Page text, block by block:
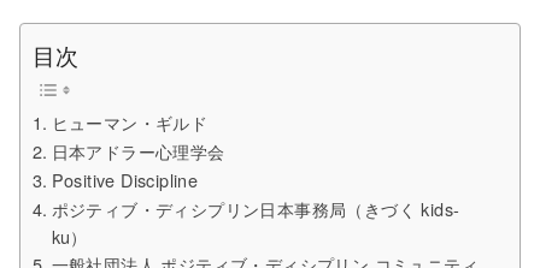
目次
ヒューマン・ギルド
日本アドラー心理学会
Positive Discipline
ポジティブ・ディシプリン日本事務局（きづく kids-
ku）